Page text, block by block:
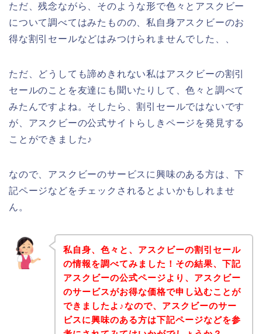
ただ、残念ながら、そのような形で色々とアスクビー
について調べてはみたものの、私自身アスクビーのお
得な割引セールなどはみつけられませんでした、、
ただ、どうしても諦めきれない私はアスクビーの割引
セールのことを友達にも聞いたりして、色々と調べて
みたんですよね。そしたら、割引セールではないです
が、アスクビーの公式サイトらしきページを発見する
ことができました♪
なので、アスクビーのサービスに興味のある方は、下
記ページなどをチェックされるとよいかもしれませ
ん。
私自身、色々と、アスクビーの割引セール
の情報を調べてみました！その結果、下記
アスクビーの公式ページより、アスクビー
のサービスがお得な価格で申し込むことが
できましたよ♪なので、アスクビーのサー
ビスに興味のある方は下記ページなどを参